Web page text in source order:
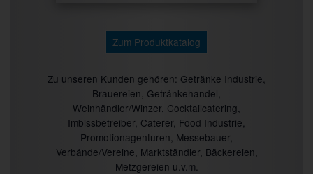
Zum Produktkatalog
Zu unseren Kunden gehören: Getränke Industrie,
Brauereien, Getränkehandel,
Weinhändler/Winzer, Cocktailcatering,
Imbissbetreiber, Caterer, Food Industrie,
Promotionagenturen, Messebauer,
Verbände/Vereine, Marktständler, Bäckereien,
Metzgereien u.v.m.